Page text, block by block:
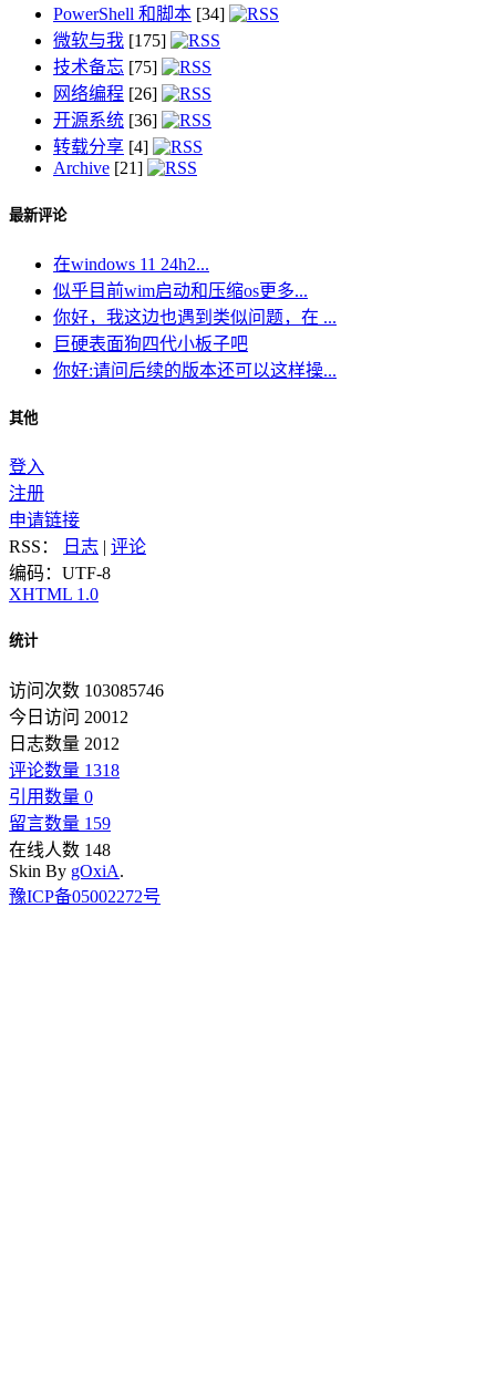
PowerShell 和脚本 [34]
微软与我 [175]
技术备忘 [75]
网络编程 [26]
开源系统 [36]
转载分享 [4]
Archive [21]
最新评论
在windows 11 24h2...
似乎目前wim启动和压缩os更多...
你好，我这边也遇到类似问题，在 ...
巨硬表面狗四代小板子吧
你好:请问后续的版本还可以这样操...
其他
登入
注册
申请链接
RSS：
日志 | 评论
编码：UTF-8
XHTML 1.0
统计
访问次数 103085746
今日访问 20012
日志数量 2012
评论数量 1318
引用数量 0
留言数量 159
在线人数 148
Skin By gOxiA.
豫ICP备05002272号